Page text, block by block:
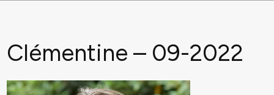
Clémentine – 09-2022